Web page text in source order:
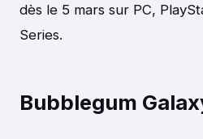
dès le 5 mars sur PC,
Series.
Bubblegum